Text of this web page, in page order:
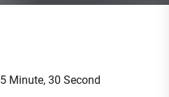
5 Minute, 30 Second